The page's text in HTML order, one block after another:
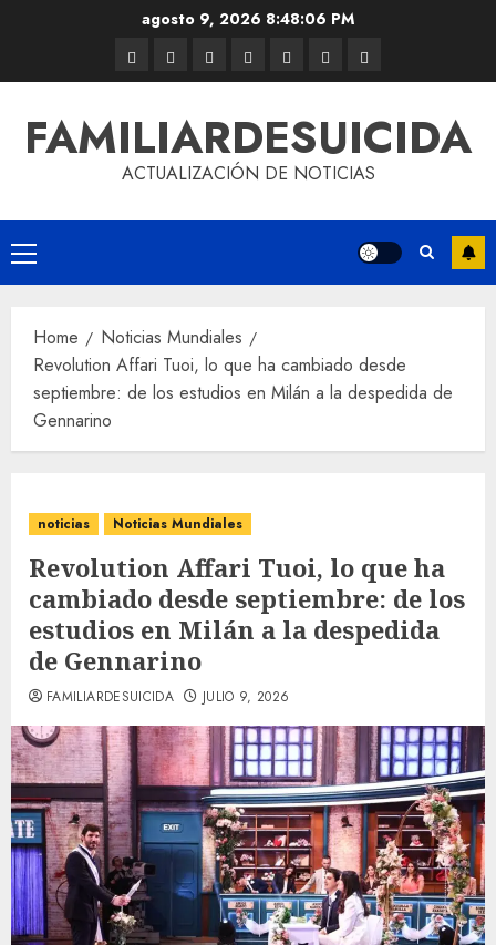
agosto 9, 2026 8:48:06 PM
FAMILIARDESUICIDA
ACTUALIZACIÓN DE NOTICIAS
Home
Noticias Mundiales
Revolution Affari Tuoi, lo que ha cambiado desde
septiembre: de los estudios en Milán a la despedida de
Gennarino
noticias Noticias Mundiales
Revolution Affari Tuoi, lo que ha
cambiado desde septiembre: de los
estudios en Milán a la despedida
de Gennarino
FAMILIARDESUICIDA JULIO 9, 2026